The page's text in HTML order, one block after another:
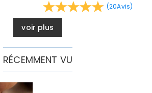
(20Avis)
voir plus
RÉCEMMENT VU